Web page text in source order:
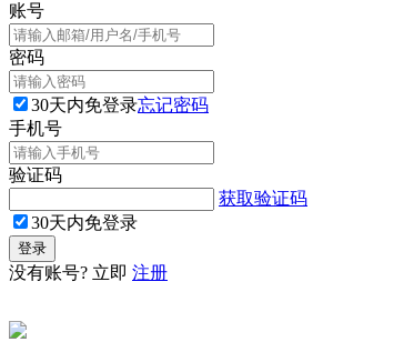
账号
密码
30天内免登录忘记密码
手机号
验证码
获取验证码
30天内免登录
没有账号? 立即 注册